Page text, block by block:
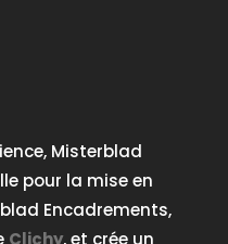
Misterblad
pour la mise en
Encadrements,
Clichy, et crée un